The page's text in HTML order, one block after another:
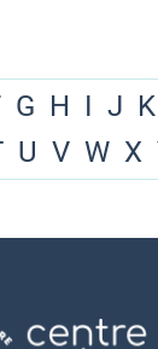
G H I J K
U V W X